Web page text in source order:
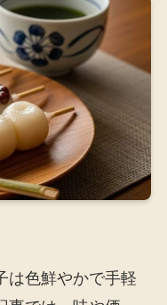
は色鮮やかで手軽